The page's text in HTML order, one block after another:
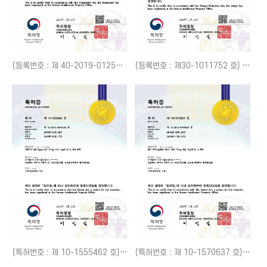
(등록번호 : 제 40-2019-0125859 호) DP-RTU (등록번호 : 제30-1011752 호) CCTV용 지지대
(특허번호 : 제 10-1555462 호) 개발자용 IOT Cloud 공원 서비스 제공 시스템 및 그 제공 방법 (특허번호 : 제 10-1570637 호) IOT 디바이스들을 이용한 공원 서비스 제공 시스템 및 그 방법